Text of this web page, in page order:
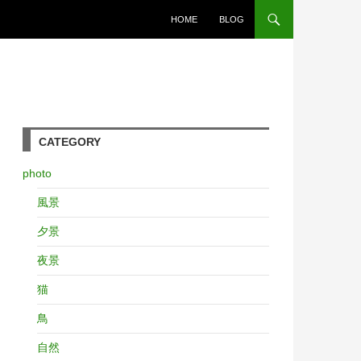
HOME
BLOG
CATEGORY
photo
風景
夕景
夜景
猫
鳥
自然